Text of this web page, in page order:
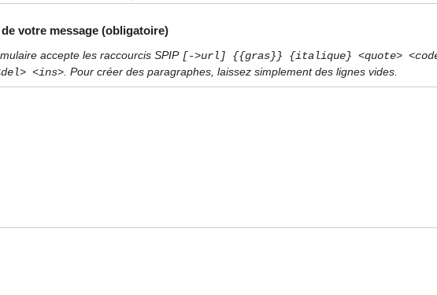
de votre message (obligatoire)
accepte les raccourcis SPIP [->url] {{gras}} {italique} <quote>
<ins>. Pour créer des paragraphes, laissez simplement des lignes vides.